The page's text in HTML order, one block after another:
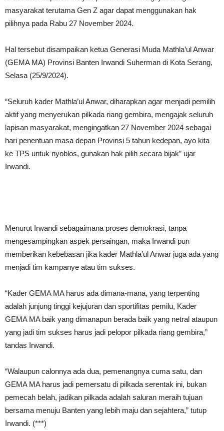
masyarakat terutama Gen Z agar dapat menggunakan hak
pilihnya pada Rabu 27 November 2024.
Hal tersebut disampaikan ketua Generasi Muda Mathla’ul Anwar
(GEMA MA) Provinsi Banten Irwandi Suherman di Kota Serang,
Selasa (25/9/2024).
“Seluruh kader Mathla’ul Anwar, diharapkan agar menjadi pemilih
aktif yang menyerukan pilkada riang gembira, mengajak seluruh
lapisan masyarakat, mengingatkan 27 November 2024 sebagai
hari penentuan masa depan Provinsi 5 tahun kedepan, ayo kita
ke TPS untuk nyoblos, gunakan hak pilih secara bijak” ujar
Irwandi.
Menurut Irwandi sebagaimana proses demokrasi, tanpa
mengesampingkan aspek persaingan, maka Irwandi pun
memberikan kebebasan jika kader Mathla’ul Anwar juga ada yang
menjadi tim kampanye atau tim sukses.
“Kader GEMA MA harus ada dimana-mana, yang terpenting
adalah junjung tinggi kejujuran dan sportifitas pemilu, Kader
GEMA MA baik yang dimanapun berada baik yang netral ataupun
yang jadi tim sukses harus jadi pelopor pilkada riang gembira,”
tandas Irwandi.
“Walaupun calonnya ada dua, pemenangnya cuma satu, dan
GEMA MA harus jadi pemersatu di pilkada serentak ini, bukan
pemecah belah, jadikan pilkada adalah saluran meraih tujuan
bersama menuju Banten yang lebih maju dan sejahtera,” tutup
Irwandi. (***)